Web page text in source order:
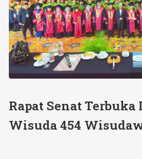
Rapat Senat
Wisuda 454